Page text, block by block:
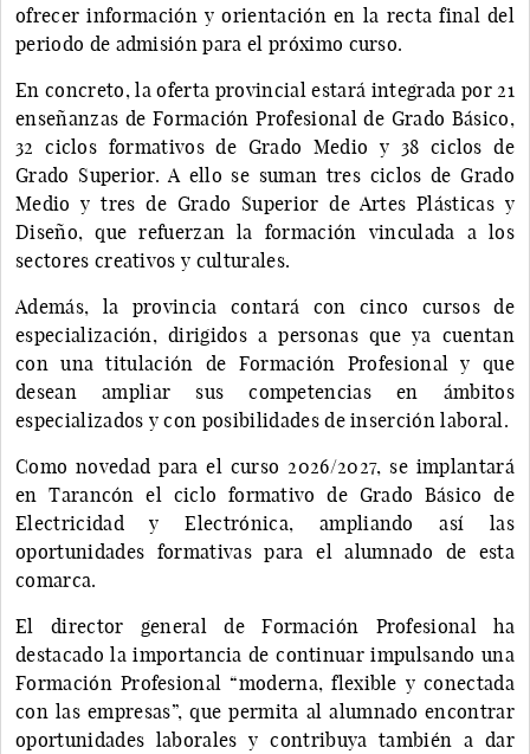
ofrecer información y orientación en la recta final del
periodo de admisión para el próximo curso.
En concreto, la oferta provincial estará integrada por 21
enseñanzas de Formación Profesional de Grado Básico,
32 ciclos formativos de Grado Medio y 38 ciclos de
Grado Superior. A ello se suman tres ciclos de Grado
Medio y tres de Grado Superior de Artes Plásticas y
Diseño, que refuerzan la formación vinculada a los
sectores creativos y culturales.
Además, la provincia contará con cinco cursos de
especialización, dirigidos a personas que ya cuentan
con una titulación de Formación Profesional y que
desean ampliar sus competencias en ámbitos
especializados y con posibilidades de inserción laboral.
Como novedad para el curso 2026/2027, se implantará
en Tarancón el ciclo formativo de Grado Básico de
Electricidad y Electrónica, ampliando así las
oportunidades formativas para el alumnado de esta
comarca.
El director general de Formación Profesional ha
destacado la importancia de continuar impulsando una
Formación Profesional “moderna, flexible y conectada
con las empresas”, que permita al alumnado encontrar
oportunidades laborales y contribuya también a dar